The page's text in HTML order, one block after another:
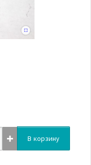
В корзину